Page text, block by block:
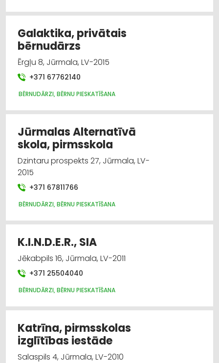
Sporta un tūrisma preču vairumtirdzniecība
Galaktika, privātais
bērnudārzs
Ērgļu 8, Jūrmala, LV-2015
+371 67762140
BĒRNUDĀRZI, BĒRNU PIESKATĪŠANA
Jūrmalas Alternatīvā
skola, pirmsskola
Dzintaru prospekts 27, Jūrmala, LV-
2015
+371 67811766
BĒRNUDĀRZI, BĒRNU PIESKATĪŠANA
K.I.N.D.E.R., SIA
Jēkabpils 16, Jūrmala, LV-2011
+371 25504040
BĒRNUDĀRZI, BĒRNU PIESKATĪŠANA
Katrīna, pirmsskolas
izglītības iestāde
Salaspils 4, Jūrmala, LV-2010